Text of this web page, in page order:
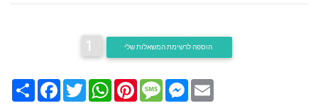
1
שתף Facebook
TwitterWhatsApp
PinterestMessageMessenger